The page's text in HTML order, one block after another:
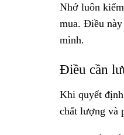
Nhớ luôn
mua. Điều này
mình.
Điều cần
Khi quyết định
chất lượng và